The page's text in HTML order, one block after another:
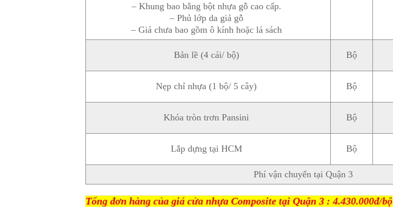
– Khung bao bằng bột nhựa gỗ cao cấp.
– Phủ lớp da giả gỗ
– Giá chưa bao gồm ô kính hoặc lá sách
Bản lề (4 cái/ bộ) Bộ
Nẹp chỉ nhựa (1 bộ/ 5 cây) Bộ
Khóa tròn trơn Pansini Bộ
Lắp dựng tại HCM Bộ
Phí vận chuyển tại Quận 3
Tổng đơn hàng của giá cửa nhựa Composite tại Quận 3 : 4.430.000đ/bộ